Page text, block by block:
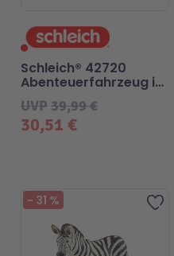
30,51 €
UVP39,99 €
Schleich® 42720
Abenteuerfahrzeug im
Dschungel
- 31 %